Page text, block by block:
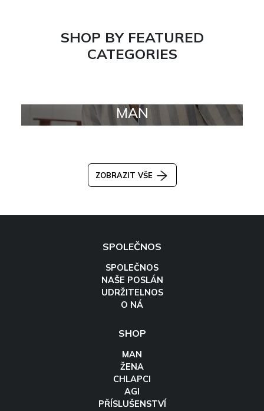
SHOP BY FEATURED
CATEGORIES
MAN
ZOBRAZIT VŠE
SPOLEČNOS
SPOLEČNOS
NAŠE POSLÁN
UDRŽITELNOS
O NÁ
SHOP
MAN
ŽENA
CHLAPCI
AGI
PŘÍSLUŠENSTVÍ